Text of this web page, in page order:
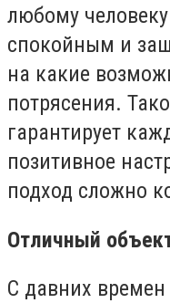
любому
спокойным и
на какие
потрясения.
гарантирует
позитивное
подход сложно
Отличный
С давних